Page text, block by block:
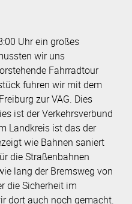
Uhr ein großes
wir uns
Fahrradtour
fuhren wir mit dem
zur VAG. Dies
ist der Verkehrsverbund
Landkreis ist das der
wie Bahnen saniert
die Straßenbahnen
lang der Bremsweg von
die Sicherheit im
dort auch noch gemacht.